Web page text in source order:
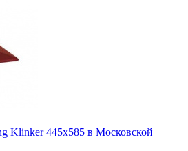
Klinker 445х585 в Московской